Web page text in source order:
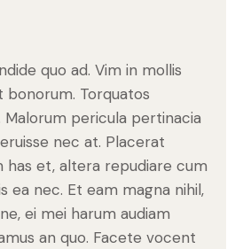
quo ad. Vim in mollis
Torquatos
pericula pertinacia
nec at. Placerat
has et, altera repudiare cum
ea nec. Et eam magna nihil,
ei mei harum audiam
an quo. Facete vocent